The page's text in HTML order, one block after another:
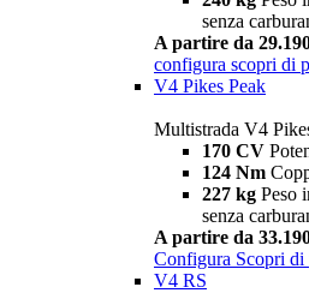
senza
A partire da
configura scopri di
V4 Pikes Peak
Multistrada V4
170 CV
124 Nm
227 kg Peso
senza
A partire da
Configura Scopri di
V4 RS